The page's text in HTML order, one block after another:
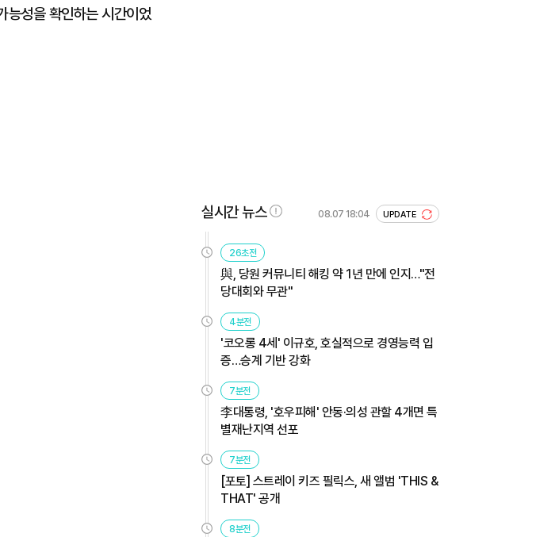
능성을 확인하는 시간이었
실시간 뉴스 08.07 18:04 UPDATE
26초전
與, 당원 커뮤니티 해킹 약 1년 만에 인지…"전
당대회와 무관"
4분전
'코오롱 4세' 이규호, 호실적으로 경영능력 입
증…승계 기반 강화
7분전
李대통령, '호우피해' 안동·의성 관할 4개면 특
별재난지역 선포
7분전
[포토] 스트레이 키즈 필릭스, 새 앨범 'THIS &
THAT' 공개
8분전